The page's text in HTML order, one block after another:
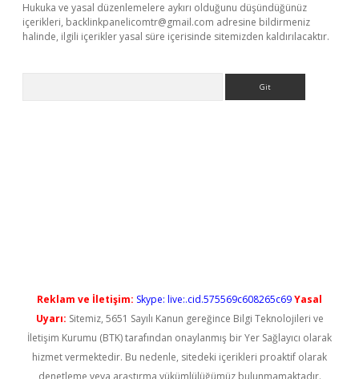
Hukuka ve yasal düzenlemelere aykırı olduğunu düşündüğünüz
içerikleri, backlinkpanelicomtr@gmail.com adresine bildirmeniz
halinde, ilgili içerikler yasal süre içerisinde sitemizden kaldırılacaktır.
Reklam ve İletişim: Skype: live:.cid.575569c608265c69Yasal
Uyarı: Sitemiz, 5651 Sayılı Kanun gereğince Bilgi Teknolojileri ve
İletişim Kurumu (BTK) tarafından onaylanmış bir Yer Sağlayıcı olarak
hizmet vermektedir. Bu nedenle, sitedeki içerikleri proaktif olarak
denetleme veya araştırma yükümlülüğümüz bulunmamaktadır.